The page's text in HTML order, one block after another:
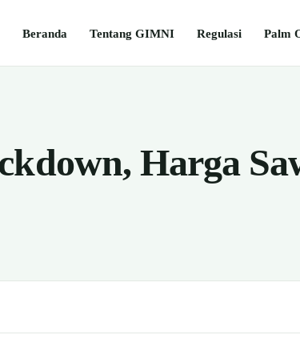
Beranda Tentang GIMNI Regulasi Palm
Harga